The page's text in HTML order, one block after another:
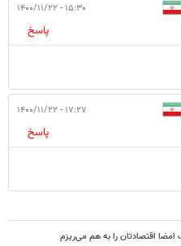
۱۵:۳۰ - ۱۴۰۰/۱۱/۲۲
پاسخ
۱۷:۲۷ - ۱۴۰۰/۱۱/۲۲
پاسخ
اقتصادتان را به هم می‌ریزم